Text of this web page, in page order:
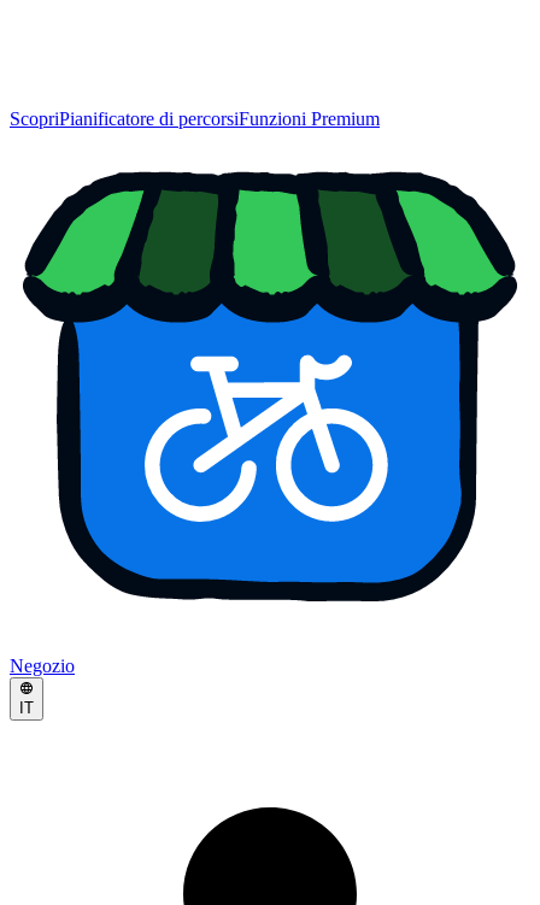
ScopriPianificatore di percorsiFunzioni Premium
Negozio
IT